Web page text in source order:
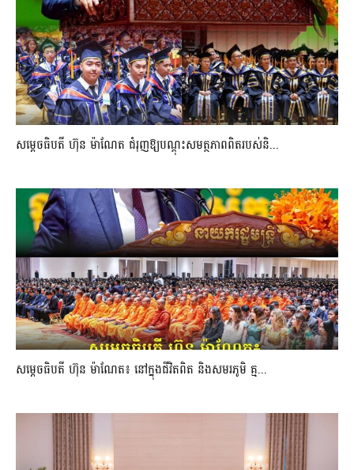
សម្តេចធិបតី ហ៊ុន ម៉ាណែត ជំរុញឱ្យបណ្តុះសមត្ថភាពពិតរបស់និ...
សម្តេចធិបតី ហ៊ុន ម៉ាណែត៖ នៅក្នុងជីវិតពិត និងសមរភូមិ គ្ម...